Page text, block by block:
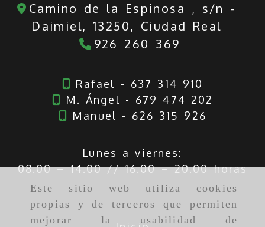
Este sitio web utiliza cookies
propias y de terceros que permiten
mejorar la usabilidad de
Camino de la Espinosa , s/n -
Daimiel,13250, Ciudad Real
926 260 369
Rafael - 637 314 910
M. Ángel - 679 474 202
Manuel - 626 315 926
Lunes a viernes:
08.00 – 14.00 // 16.00 – 20.00 horas